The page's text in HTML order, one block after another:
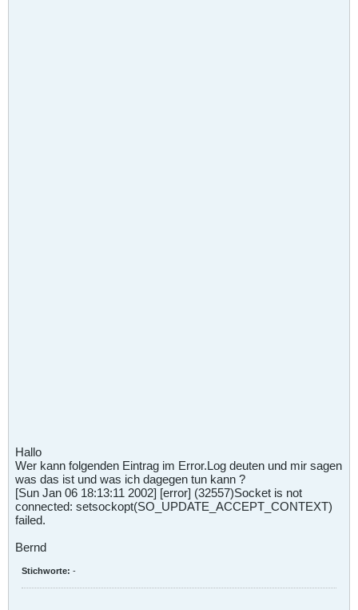
Hallo
Wer kann folgenden Eintrag im Error.Log deuten und mir sagen
was das ist und was ich dagegen tun kann ?
[Sun Jan 06 18:13:11 2002] [error] (32557)Socket is not
connected: setsockopt(SO_UPDATE_ACCEPT_CONTEXT)
failed.
Bernd
Stichworte: -